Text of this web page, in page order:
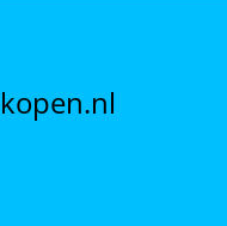
kopen.nl